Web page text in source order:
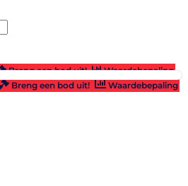
Breng een bod uit!
Waardebepaling
Breng een bod uit! Waardebepaling